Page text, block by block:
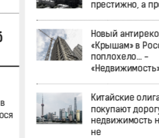
престижно, а
Новый
«Крышам» в
поплохело… -
Китайские
покупают
недвижимость
не